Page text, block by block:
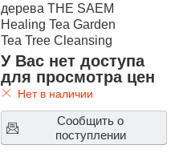
дерева THE SAEM
Healing Tea Garden
Tea Tree Cleansing
Foam
У Вас нет доступа
для просмотра цен
Нет в наличии
Сообщить о
поступлении